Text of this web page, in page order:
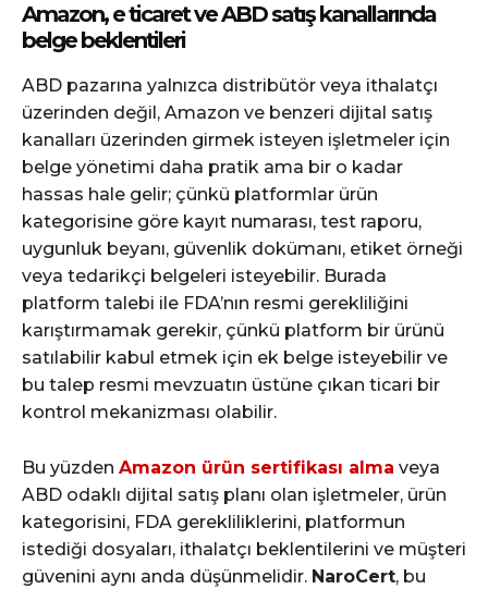
Amazon, e ticaret ve ABD satış kanallarında
belge beklentileri
ABD pazarına yalnızca distribütör veya ithalatçı
üzerinden değil, Amazon ve benzeri dijital satış
kanalları üzerinden girmek isteyen işletmeler için
belge yönetimi daha pratik ama bir o kadar
hassas hale gelir; çünkü platformlar ürün
kategorisine göre kayıt numarası, test raporu,
uygunluk beyanı, güvenlik dokümanı, etiket örneği
veya tedarikçi belgeleri isteyebilir. Burada
platform talebi ile FDA’nın resmi gerekliliğini
karıştırmamak gerekir, çünkü platform bir ürünü
satılabilir kabul etmek için ek belge isteyebilir ve
bu talep resmi mevzuatın üstüne çıkan ticari bir
kontrol mekanizması olabilir.
Bu yüzden Amazon ürün sertifikası alma veya
ABD odaklı dijital satış planı olan işletmeler, ürün
kategorisini, FDA gerekliliklerini, platformun
istediği dosyaları, ithalatçı beklentilerini ve müşteri
güvenini aynı anda düşünmelidir. NaroCert, bu